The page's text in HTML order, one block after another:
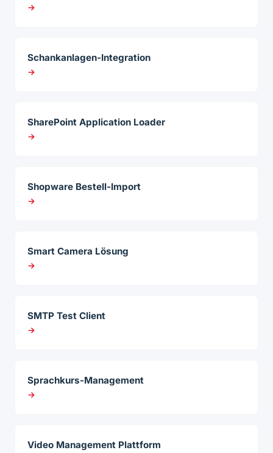
→
Schankanlagen-Integration
→
SharePoint Application Loader
→
Shopware Bestell-Import
→
Smart Camera Lösung
→
SMTP Test Client
→
Sprachkurs-Management
→
Video Management Plattform